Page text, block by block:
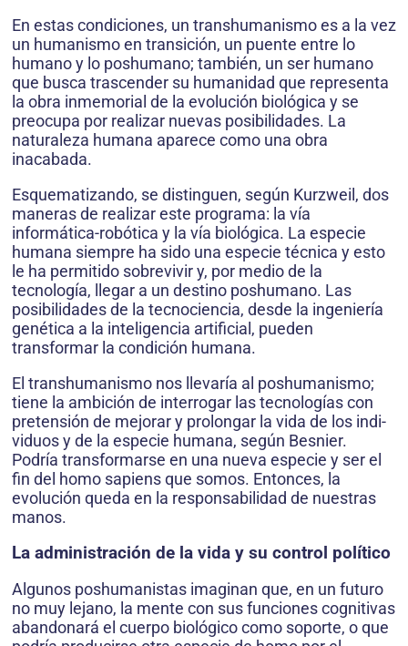
En estas condiciones, un transhumanismo es a la vez
un humanismo en transición, un puente entre lo
humano y lo poshumano; también, un ser humano
que busca trascender su humanidad que representa
la obra inmemorial de la evolución biológica y se
preocupa por realizar nuevas posibilidades. La
naturaleza humana aparece como una obra
inacabada.
Esquematizando, se distinguen, según Kurzweil, dos
maneras de realizar este programa: la vía
informática-robótica y la vía biológica. La especie
humana siempre ha sido una especie técnica y esto
le ha permitido sobre­vivir y, por medio de la
tecnología, llegar a un destino poshumano. Las
posibilidades de la tecnociencia, desde la ingeniería
genética a la inteligencia artificial, pueden
transformar la condición humana.
El transhumanismo nos llevaría al poshumanismo;
tiene la ambición de interrogar las tecnologías con
pretensión de mejorar y prolongar la vida de los indi­
viduos y de la especie humana, según Besnier.
Podría transformarse en una nueva especie y ser el
fin del homo sapiens que somos. Entonces, la
evolución queda en la responsabilidad de nuestras
manos.
La administración de la vida y su control político
Algunos poshumanistas imaginan que, en un futuro
no muy lejano, la mente con sus funciones cognitivas
aban­donará el cuerpo biológico como soporte, o que